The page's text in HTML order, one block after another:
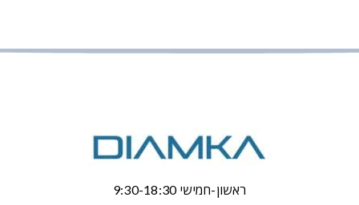
ראשון-חמישי 9:30-18:30